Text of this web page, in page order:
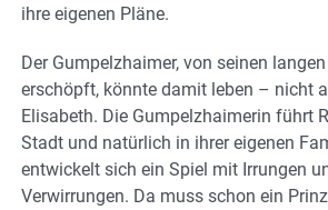
ihre eigenen Pläne.
Der Gumpelzhaimer, von seinen langen
erschöpft, könnte damit leben – nicht
Elisabeth. Die Gumpelzhaimerin führt
Stadt und natürlich in ihrer eigenen
entwickelt sich ein Spiel mit Irrungen
Verwirrungen. Da muss schon ein